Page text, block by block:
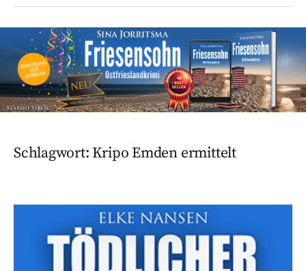
Schlagwort: Kripo Emden ermittelt